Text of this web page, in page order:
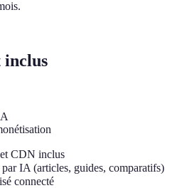
inclus
CDN inclus
par IA (articles, guides, comparatifs)
connecté